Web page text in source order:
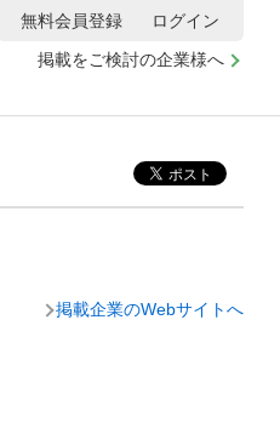
掲載をご検討の企業様へ
無料会員登録 ログイン
掲載企業のWebサイトへ